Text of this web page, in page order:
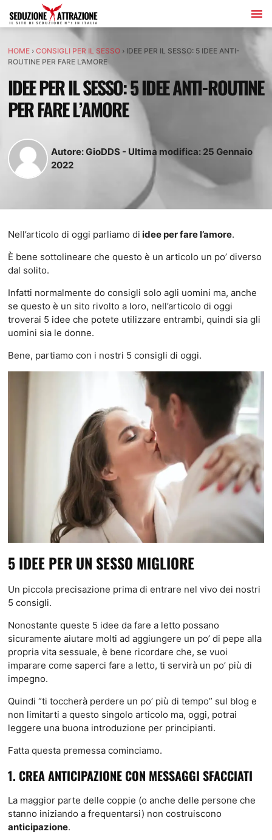
HOME› CONSIGLI PER IL SESSO› IDEE PER IL SESSO: 5 IDEE ANTI-
ROUTINE PER FARE L’AMORE
IDEE PER IL SESSO: 5 IDEE ANTI-ROUTINE
PER FARE L’AMORE
Autore:GioDDS - Ultima modifica: 25 Gennaio
2022
Nell’articolo di oggi parliamo di idee per fare l’amore.
È bene sottolineare che questo è un articolo un po’ diverso
dal solito.
Infatti normalmente do consigli solo agli uomini ma, anche
se questo è un sito rivolto a loro, nell’articolo di oggi
troverai 5 idee che potete utilizzare entrambi, quindi sia gli
uomini sia le donne.
Bene, partiamo con i nostri 5 consigli di oggi.
5 IDEE PER UN SESSO MIGLIORE
Un piccola precisazione prima di entrare nel vivo dei nostri
5 consigli.
Nonostante queste 5 idee da fare a letto possano
sicuramente aiutare molti ad aggiungere un po’ di pepe alla
propria vita sessuale, è bene ricordare che, se vuoi
imparare come saperci fare a letto, ti servirà un po’ più di
impegno.
Quindi “ti toccherà perdere un po’ più di tempo” sul blog e
non limitarti a questo singolo articolo ma, oggi, potrai
leggere una buona introduzione per principianti.
Fatta questa premessa cominciamo.
1. CREA ANTICIPAZIONE CON MESSAGGI SFACCIATI
La maggior parte delle coppie (o anche delle persone che
stanno iniziando a frequentarsi) non costruiscono
anticipazione.